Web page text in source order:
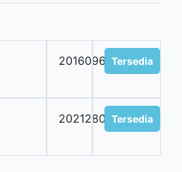
201609613Tersedia
202128064Tersedia